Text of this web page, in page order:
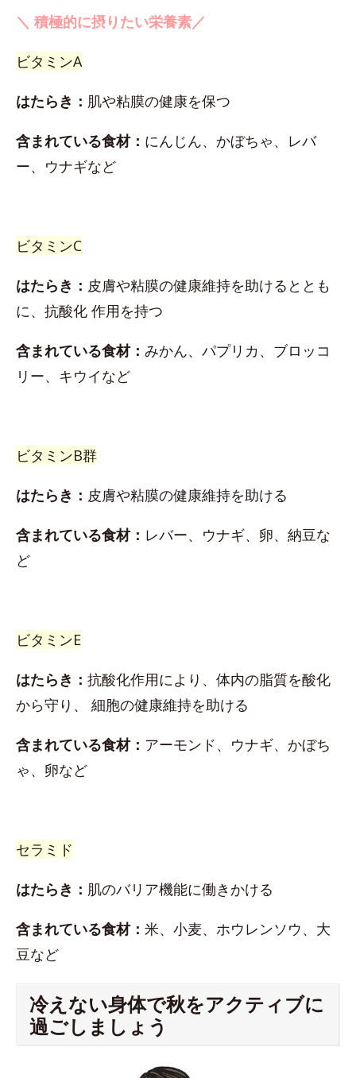
＼ 積極的に摂りたい栄養素／
ビタミンA
はたらき： 肌や粘膜の健康を保つ
含まれている食材： にんじん、かぼちゃ、レバ
ー、ウナギなど
ビタミンC
はたらき： 皮膚や粘膜の健康維持を助けるととも
に、抗酸化 作用を持つ
含まれている食材： みかん、パプリカ、ブロッコ
リー、キウイなど
ビタミンB群
はたらき： 皮膚や粘膜の健康維持を助ける
含まれている食材： レバー、ウナギ、卵、納豆な
ど
ビタミンE
はたらき： 抗酸化作用により、体内の脂質を酸化
から守り、 細胞の健康維持を助ける
含まれている食材： アーモンド、ウナギ、かぼち
ゃ、卵など
セラミド
はたらき： 肌のバリア機能に働きかける
含まれている食材： 米、小麦、ホウレンソウ、大
豆など
冷えない身体で秋をアクティブに
過ごしましょう